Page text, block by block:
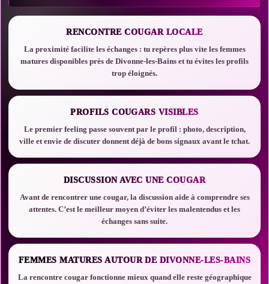
RENCONTRE COUGAR LOCALE
La proximité facilite les échanges : tu repères plus vite les femmes
matures disponibles près de Divonne-les-Bains et tu évites les profils
trop éloignés.
PROFILS COUGARS VISIBLES
Le premier feeling passe souvent par le profil : photo, description,
ville et envie de discuter donnent déjà de bons signaux avant le tchat.
DISCUSSION AVEC UNE COUGAR
Avant de rencontrer une cougar, la discussion aide à comprendre ses
attentes. C’est le meilleur moyen d’éviter les malentendus et les
échanges sans suite.
FEMMES MATURES AUTOUR DE DIVONNE-LES-BAINS
La rencontre cougar fonctionne mieux quand elle reste géographique